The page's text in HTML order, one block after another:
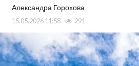
Александра Горохова
15.05.2026 11:58 291